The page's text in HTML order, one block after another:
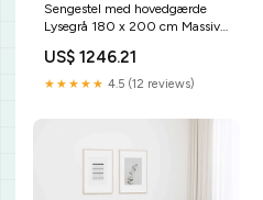
Sengestel med hovedgærde
Lysegrå 180 x 200 cm Massiv
US$ 1246.21
★★★★★ 4.5 (12 reviews)